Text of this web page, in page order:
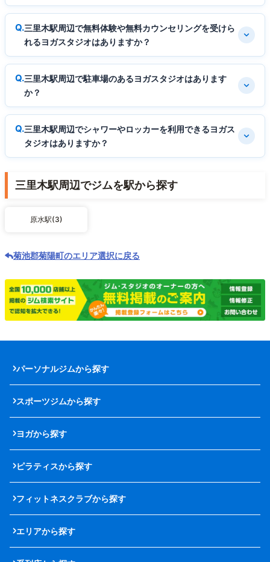
三里木駅周辺で無料体験や無料カウンセリングを受けら
れるヨガスタジオはありますか？
三里木駅周辺で駐車場のあるヨガスタジオはあります
か？
三里木駅周辺でシャワーやロッカーを利用できるヨガス
タジオはありますか？
三里木駅周辺でジムを駅から探す
原水駅(3)
菊池郡菊陽町のエリア選択に戻る
パーソナルジムから探す
スポーツジムから探す
ヨガから探す
ピラティスから探す
フィットネスクラブから探す
エリアから探す